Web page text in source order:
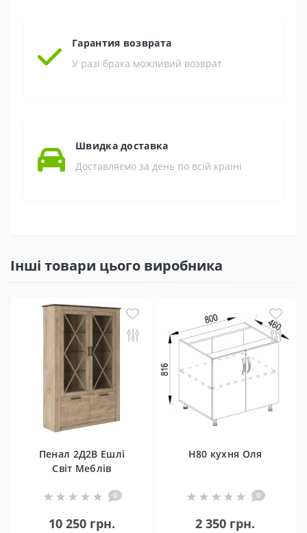
Гарантия возврата
У разі брака можливий возврат
Швидка доставка
Доставляємо за день по всій країні
Інші товари цього виробника
Пенал 2Д2В Ешлі
Світ Меблів
0
10 250 грн.
Н80 кухня Оля
0
2 350 грн.